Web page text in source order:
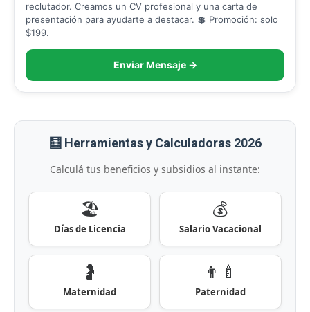
reclutador. Creamos un CV profesional y una carta de
presentación para ayudarte a destacar. 💲 Promoción: solo
$199.
Enviar Mensaje →
🧮 Herramientas y Calculadoras 2026
Calculá tus beneficios y subsidios al instante:
🏖️
Días de Licencia
💰
Salario Vacacional
🤰
Maternidad
👨‍🍼
Paternidad